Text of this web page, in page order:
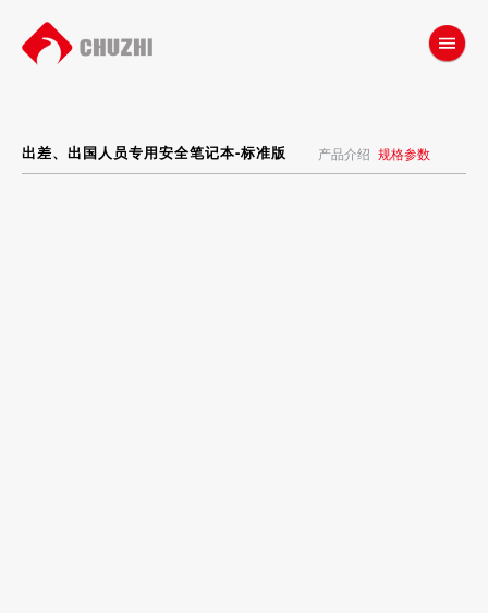
出差、出国人员专用安全笔记本-标准版 产品介绍 规格参数